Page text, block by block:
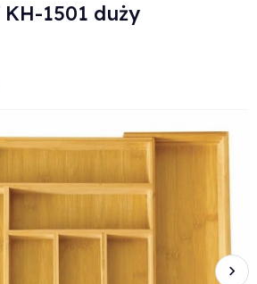
KH-1501 duży